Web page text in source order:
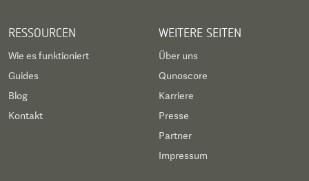
RESSOURCEN
Wie es funktioniert
Guides
Blog
Kontakt
WEITERE SEITEN
Über uns
Qunoscore
Karriere
Presse
Partner
Impressum